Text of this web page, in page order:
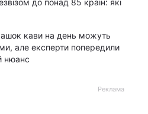
до понад 85 країн: які
кави на день можуть
але експерти попередили
нюанс
Реклама